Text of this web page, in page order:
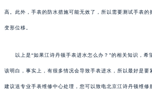
高。此外，手表的防水措施可能无效了，所以需要测试手表的
变形位移。
以上是“如果江诗丹顿手表进水怎么办？”的相关知识，希
该明白，事实上，有很多情况会导致手表进水，所以最好是要
建议送专业手表维修中心处理，您可以致电北京江诗丹顿维修